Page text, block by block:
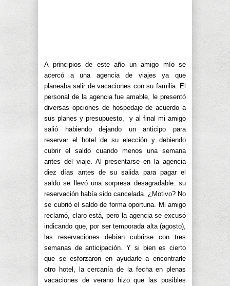
A principios de este año un amigo mío se
acercó a una agencia de viajes ya que
planeaba salir de vacaciones con su familia. El
personal de la agencia fue amable, le presentó
diversas opciones de hospedaje de acuerdo a
sus planes y presupuesto, y al final mi amigo
salió habiendo dejando un anticipo para
reservar el hotel de su elección y debiendo
cubrir el saldo cuando menos una semana
antes del viaje. Al presentarse en la agencia
diez días antes de su salida para pagar el
saldo se llevó una sorpresa desagradable: su
reservación había sido cancelada. ¿Motivo? No
se cubrió el saldo de forma oportuna. Mi amigo
reclamó, claro está, pero la agencia se excusó
indicando que, por ser temporada alta (agosto),
las reservaciones debían cubrirse con tres
semanas de anticipación. Y si bien es cierto
que se esforzaron en ayudarle a encontrarle
otro hotel, la cercanía de la fecha en plenas
vacaciones de verano hizo que las posibles